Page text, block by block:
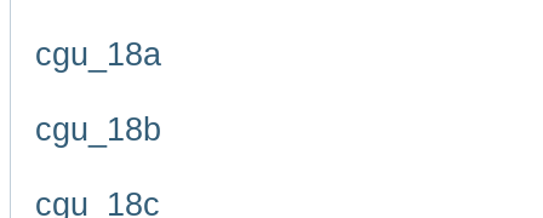
cgu_18a
cgu_18b
cgu_18c